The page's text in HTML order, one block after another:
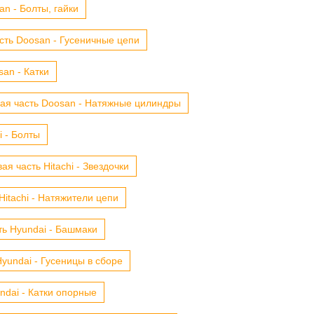
- Болты, гайки
Doosan - Гусеничные цепи
- Катки
часть Doosan - Натяжные цилиндры
- Болты
часть Hitachi - Звездочки
- Натяжители цепи
Hyundai - Башмаки
- Гусеницы в сборе
- Катки опорные